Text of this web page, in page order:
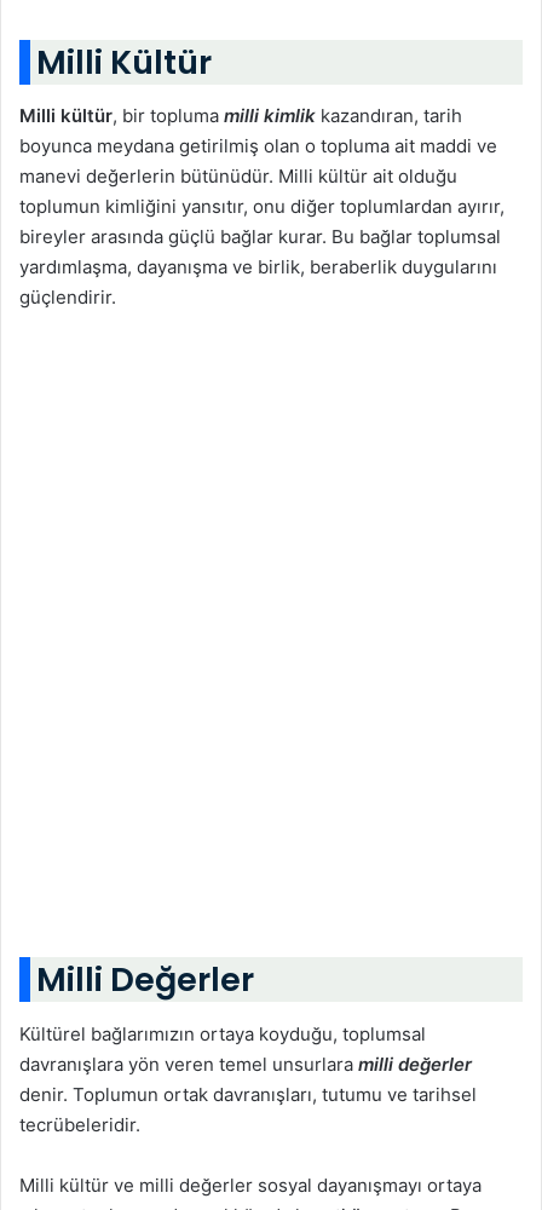
Milli Kültür
Milli kültür, bir topluma milli kimlik kazandıran, tarih
boyunca meydana getirilmiş olan o topluma ait maddi ve
manevi değerlerin bütünüdür. Milli kültür ait olduğu
toplumun kimliğini yansıtır, onu diğer toplumlardan ayırır,
bireyler arasında güçlü bağlar kurar. Bu bağlar toplumsal
yardımlaşma, dayanışma ve birlik, beraberlik duygularını
güçlendirir.
Milli Değerler
Kültürel bağlarımızın ortaya koyduğu, toplumsal
davranışlara yön veren temel unsurlara milli değerler
denir. Toplumun ortak davranışları, tutumu ve tarihsel
tecrübeleridir.
Milli kültür ve milli değerler sosyal dayanışmayı ortaya